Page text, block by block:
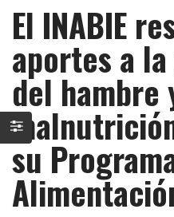
El INABIE
aportes a
del hambre
su